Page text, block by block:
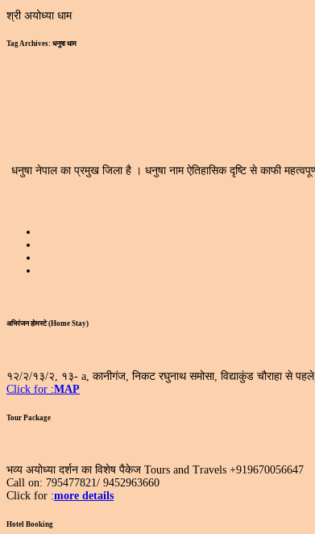
श्री अयोध्या धाम
Tag Archives: धनुषा धाम
धनुषा नेपाल का प्रमुख जिला है । धनुषा नाम ऐतिहासिक दृष्टि से काफी
अभिरंजन होमस्टे (Home Stay)
१२/२/१३/२, १३- a, कानीगंज, निकट रघुनाथ समोसा, विद्याकुंड चौराहा से
Click for :MAP
Tour Package
भव्य अयोध्या दर्शन का विशेष पैकेज Tours and Travels +919670056647
Call on: 795477821/ 9452963660
Click for :more details
Hotel Booking